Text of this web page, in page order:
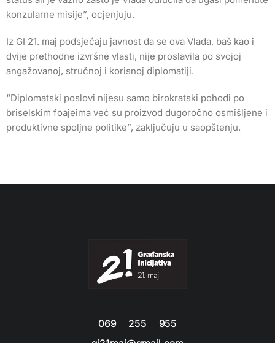
konzularne misije”, ocjenjuju.
Iz GI 21. maj podsjećaju javnost da se ova Vlada, baš kao i
dvije prethodne izvršne vlasti, nije proslavila po svojoj
angažovanoj, stručnoj i korisnoj diplomatiji.
“Diplomatski poslovi nijesu samo birokratski pohodi po
briselskim foajeima već su proizvod dugoročno osmišljene i
produktivne spoljne politike”, zaključuju u saopštenju.
069 255 955